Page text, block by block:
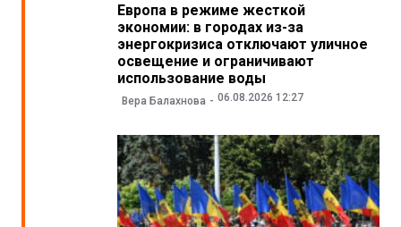
Европа в режиме жесткой
экономии: в городах из-за
энергокризиса отключают уличное
освещение и ограничивают
использование воды
Вера Балахнова 06.08.2026 12:27